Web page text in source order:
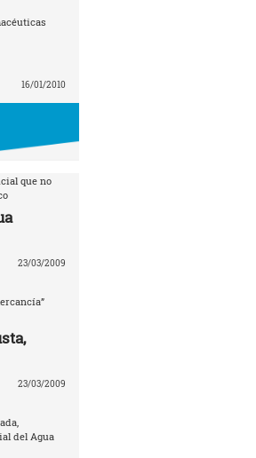
16/01/2010
que no
23/03/2009
23/03/2009
del Agua